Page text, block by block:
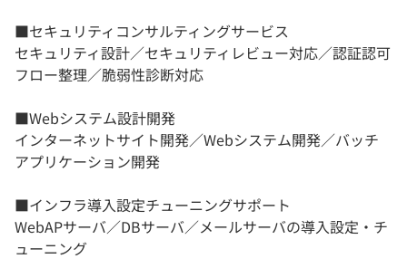
■セキュリティコンサルティングサービス
セキュリティ設計／セキュリティレビュー対応／認証認可
フロー整理／脆弱性診断対応
■Webシステム設計開発
インターネットサイト開発／Webシステム開発／バッチ
アプリケーション開発
■インフラ導入設定チューニングサポート
WebAPサーバ／DBサーバ／メールサーバの導入設定・チ
ューニング